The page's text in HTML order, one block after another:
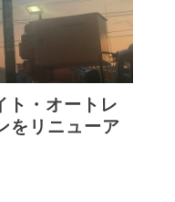
ト・オートレ
をリニューア